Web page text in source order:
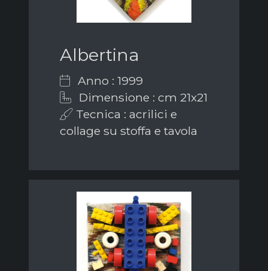
Albertina
Anno : 1999
Dimensione : cm 21x21
Tecnica : acrilici e
collage su stoffa e tavola